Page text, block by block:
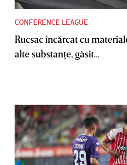
CONFERENCE LEAGUE
Rucsac încărcat cu
alte substanţe, găsit...